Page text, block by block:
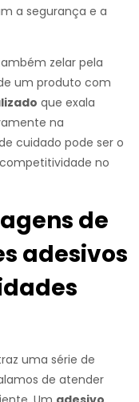
a segurança e a
zelar pela
um produto com
que exala
na
cuidado pode ser o
no
de
adesivos
uma série de
de atender